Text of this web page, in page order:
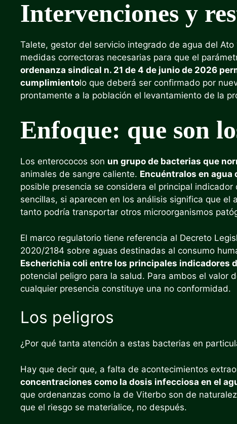
Intervenciones y
Talete, gestor del servicio integrado de agua del
medidas correctoras necesarias para que el
ordenanza sindical n. 21 de 4 de junio de 2026
cumplimientolo que deberá ser confirmado por
prontamente a la población el levantamiento de la
Enfoque: que son
Los enterococos son un grupo de bacterias que
animales de sangre caliente. Encuéntralos en agua
posible presencia se considera el principal indicador
sencillas, si aparecen en los análisis significa que
tanto podría transportar otros microorganismos
El marco regulatorio tiene referencia al Decreto
2020/2184 sobre aguas destinadas al consumo
Escherichia coli entre los principales indicadores
potencial peligro para la salud. Para ambos el valor
cualquier presencia constituye una no conformidad.
Los peligros
¿Por qué tanta atención a estas bacterias en
Hay que decir que, a falta de acontecimientos
concentraciones como la dosis infecciosa en el
que ordenanzas como la de Viterbo son de
que el riesgo se materialice, no después.